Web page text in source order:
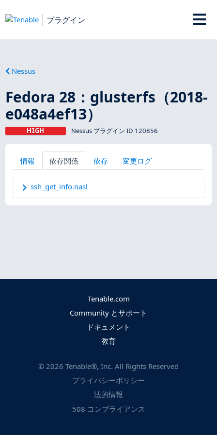
プラグイン
Nessus
Fedora 28：glusterfs（2018-
e048a4ef13）
HIGH Nessus プラグイン ID 120856
情報 依存関係 依存 変更ログ
ssh_get_info.nasl
Tenable.com
Community とサポート
ドキュメント
教育
© 2026 Tenable®, Inc. All Rights Reserved
プライバシーポリシー
法的情報
508 コンプライアンス